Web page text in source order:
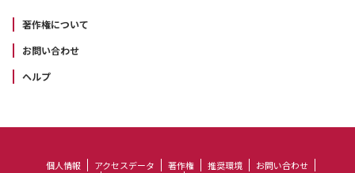
著作権について
お問い合わせ
ヘルプ
個人情報 アクセスデータ 著作権 推奨環境
お問い合わせ